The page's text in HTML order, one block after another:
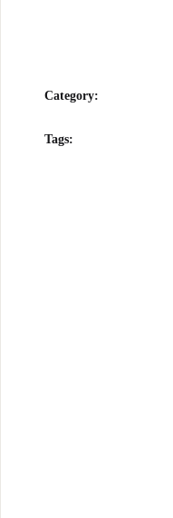
Category:
Tags: